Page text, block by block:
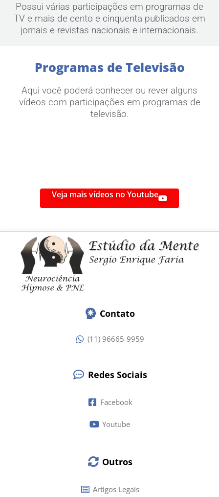
Possui várias participações em programas de
TV e mais de cento e cinquenta publicados em
jornais e revistas nacionais e internacionais.
Programas de Televisão
Aqui você poderá conhecer ou rever alguns
vídeos com participações em programas de
televisão.
Veja mais vídeos no Youtube
Contato
(11) 96665-9959
Redes Sociais
Facebook
Youtube
Outros
Artigos Legais